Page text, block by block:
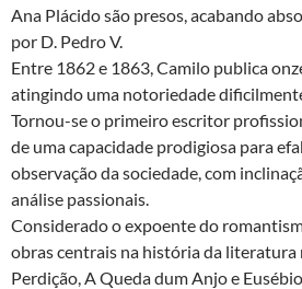
Ana Plácido são presos, acabando
por D. Pedro V.
Entre 1862 e 1863, Camilo publica
atingindo uma notoriedade
Tornou-se o primeiro escritor
de uma capacidade prodigiosa para
observação da sociedade, com
análise passionais.
Considerado o expoente do
obras centrais na história da literatura
Perdição, A Queda dum Anjo e